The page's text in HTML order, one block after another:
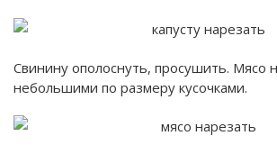
Свинину ополоснуть, просушить. Мясо
небольшими по размеру кусочками.